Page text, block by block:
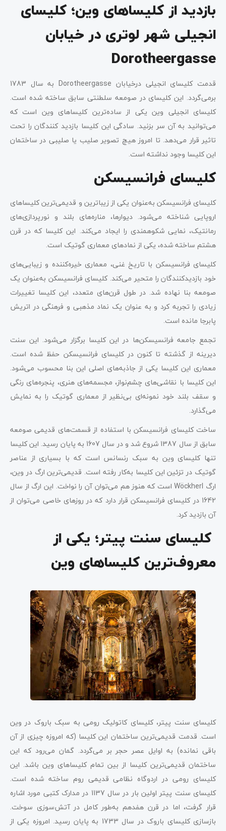
بازدید از کلیساهای وین؛ کلیسای
انجیلی شهر لوتری در خیابان
Dorotheergasse
قدمت کلیسای انجیلی درخیابان Dorotheergasse به سال 1783
برمی‌گردد. این کلیسای در صومعه سلطنتی سابق ساخته شده است.
کلیسای انجیلی وین یکی از ساده‌ترین کلیساهای وین است که
می‌توانید به آن سر بزنید. سادگی این کلیسا بازدید کنندگان را تحت
تاثیر قرار می‌دهد. تا امروز هیچ تصویر صلیب یا صلیبی در ساختمان
این کلیسا وجود نداشته است.
کلیسای فرانسیسکن
کلیسای فرانسیسکن به‌عنوان یکی از زیباترین و قدیمی‌ترین کلیساهای
اروپایی شناخته می‌شود. دیوارها، مناره‌های بلند و نورپردازی‌‌های
رمانتیک، نمایی شکوهمندی را ایجاد می‌کند. این کلیسا که در قرن
هشتم ساخته شده، یکی از نمادهای معماری گوتیک است.
کلیسای فرانسیسکن با تاریخ غنی، معماری خیره‌کننده و زیبایی‌های
خود بازدیدکنندگان را متحیر می‌کند. کلیسای فرانسیسکن به‌عنوان یک
صومعه بنا نهاده شد. در طول قرن‌های متعدد، این کلیسا تغییرات
زیادی را تجربه کرد و به عنوان یک نماد مذهبی و فرهنگی در اتریش
پابرجا مانده‌ است.
تجمع جامعه فرانسیسکن‌ها در این کلیسا برگزار می‌شود. این سنت
دیرینه از گذشته تا کنون در کلیسای فرانسیسکن حفظ شده است.
معماری این کلیسا یکی از جاذبه‌های اصلی این بنا محسوب می‌شود.
این کلیسا با نقاشی‌های چشم‌نواز، مجسمه‌های هنری، پنجره‌های رنگی
و سقف بلند خود نمونه‌ای بی‌نظیر از معماری گوتیک را به نمایش
می‌گذارد.
ساخت کلیسای فرانسیسکن با استفاده از قسمت‌های قدیمی صومعه
سابق از سال 1387 شروع شد و در سال 1607 به پایان رسید. این کلیسا
تنها کلیسای وین به سبک رنسانس است که با بسیاری از عناصر
گوتیک در تزئین این کلیسا به‌کار رفته است. قدیمی‌ترین ارگ در وین،
ارگ Wöckherl است که هنوز هم می‌توان آن را نواخت. این ارگ از سال
1642 در کلیسای فرانسیسکن قرار دارد که در روزهای خاصی می‌توان از
آن بازدید کرد.
کلیسای سنت پیتر؛ یکی از
معروف‌ترین کلیساهای وین
کلیسای سنت پیتر، کلیسای کاتولیک رومی به سبک باروک در وین
است. قدمت قدیمی‌ترین ساختمان این کلیسا (که امروزه چیزی از آن
باقی نمانده) به اوایل عصر حجر بر می‌گردد. گمان می‌رود که این
ساختمان قدیمی‌ترین کلیسا از بین تمام کلیساهای وین باشد. این
کلیسای رومی در اردوگاه نظامی قدیمی روم ساخته شده ‌است.
کلیسای سنت پیتر اولین بار در سال 1137 در مدارک کتبی مورد اشاره
قرار گرفت، اما در قرن هفدهم به‌طور کامل در آتش‌سوزی سوخت.
بازسازی کلیسای باروک در سال 1733 به پایان رسید. امروزه یکی از